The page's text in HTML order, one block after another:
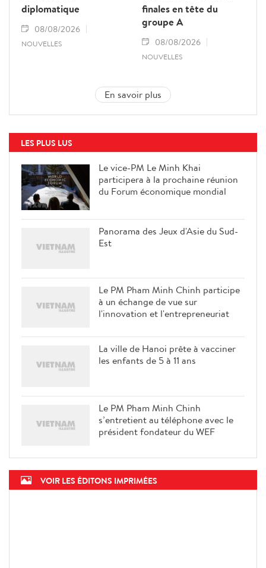
diplomatique
08/08/2026
NOUVELLES
finales en tête du
groupe A
08/08/2026
NOUVELLES
En savoir plus
LES PLUS LUS
Le vice-PM Le Minh Khai
participera à la prochaine réunion
du Forum économique mondial
Panorama des Jeux d'Asie du Sud-
Est
Le PM Pham Minh Chinh participe
à un échange de vue sur
l'innovation et l'entrepreneuriat
La ville de Hanoi prête à vacciner
les enfants de 5 à 11 ans
Le PM Pham Minh Chinh
s’entretient au téléphone avec le
président fondateur du WEF
VOIR LES ÉDITONS IMPRIMÉES